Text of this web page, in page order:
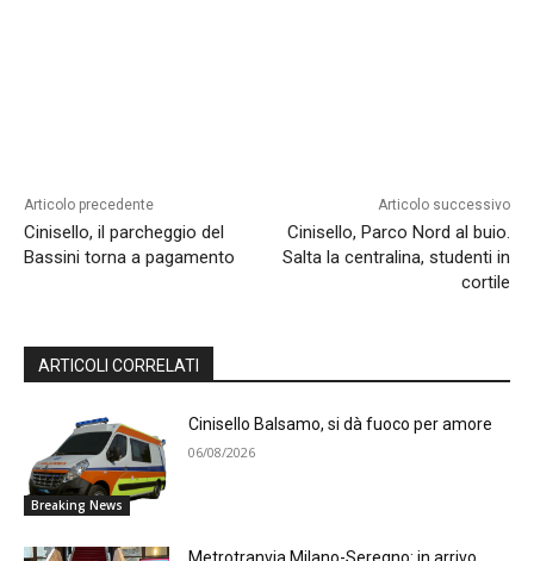
Articolo precedente
Cinisello, il parcheggio del
Bassini torna a pagamento
Articolo successivo
Cinisello, Parco Nord al buio.
Salta la centralina, studenti in
cortile
ARTICOLI CORRELATI
Breaking News
Cinisello Balsamo, si dà fuoco per amore
06/08/2026
Metrotranvia Milano-Seregno: in arrivo